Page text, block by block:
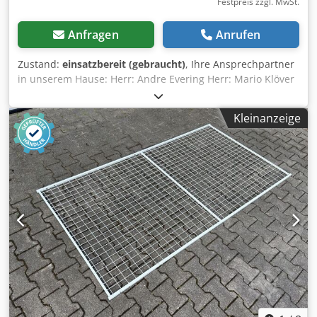
Anfragen Anrufen
Zustand: einsatzbereit (gebraucht), Ihre Ansprechpartner
in unserem Hause: Herr: Andre Evering Herr: Mario Klöver
Herr: Falk Deutsch Herr: Simon Blank Wir bieten Ihnen hier
ein gebrauchtes CS Sigma Profil zum Kauf an. Der
angegebene Preis bezieht sich auf einen Preis pro Stück.
Im Lieferumfang ist enthalten: 01x CS Sigma Profil,
gebraucht Materialfarbe: cremeweiß Profillänge: ca. 2.200
mm CS- Profilabm.: ca, 150 x 50 x 15 mm Materialstärke:
ca. 2,25 mm Gewicht / Stck.: ca. 10,500 Kg Die CS Sigma
Profile können verbogen sein, bzw. leichte
Beschädigungen oder Rostansätze aufweisen. Unsere
Dienstleistungen im Überblick: (Preise auf Anfrage)
Montage-, Aufbau unsere allgemeinen
Montagebedingungen sind zu beachten Regalprüfung
Regalinspektion nach DIN EN 15635 ausgeführt nach den
Djdpfxogfbyzj Ab Tock Anforderungen der BGR 234
Sichtprüfung für alle Regalsysteme Anlieferung mit
Kleinanzeige